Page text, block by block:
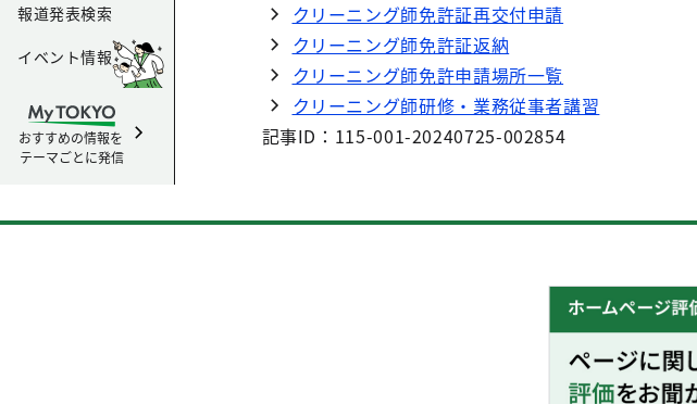
報道発表検索
イベント情報
おすすめの情報を
テーマごとに発信
クリーニング師免許証再交付申請
クリーニング師免許証返納
クリーニング師免許申請場所一覧
クリーニング師研修・業務従事者講習
記事ID：115-001-20240725-002854